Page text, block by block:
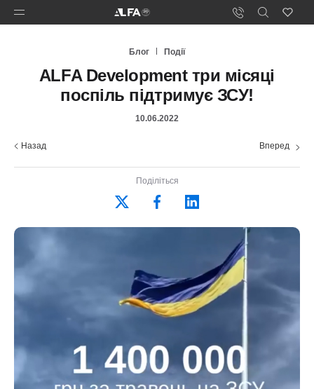
Блог Події
ALFA Development три місяці
поспіль підтримує ЗСУ!
10.06.2022
Назад Вперед
Поділіться